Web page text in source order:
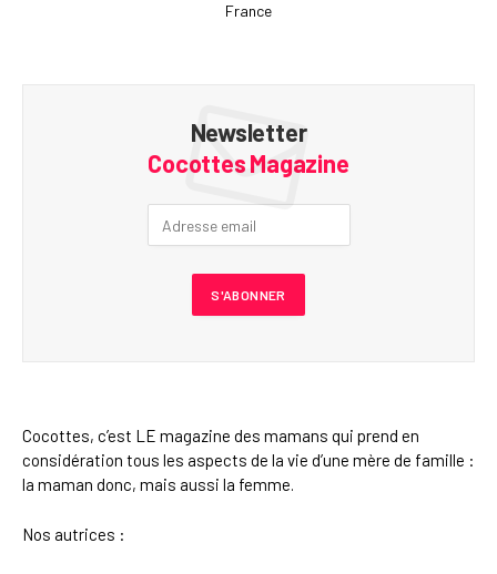
France
Newsletter
Cocottes Magazine
Cocottes, c’est LE magazine des mamans qui prend en
considération tous les aspects de la vie d’une mère de famille :
la maman donc, mais aussi la femme.
Nos autrices :